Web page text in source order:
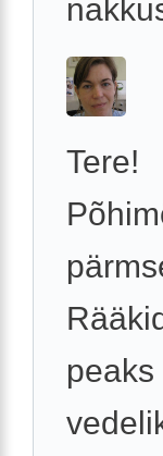
Tere!